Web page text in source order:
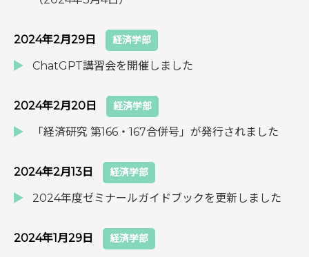
2024年2月29日 経済学部
ChatGPT講習会を開催しました
2024年2月20日 経済学部
「経済研究 第166・167合併号」が発行されました
2024年2月13日 経済学部
2024年度ゼミナールガイドブックを更新しました
2024年1月29日 経済学部